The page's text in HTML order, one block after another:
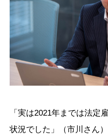
「実は2021年までは法定
状況でした」（市川さん）